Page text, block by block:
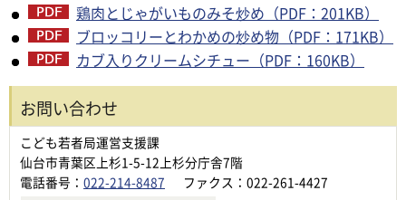
鶏肉とじゃがいものみそ炒め（PDF：201KB）
ブロッコリーとわかめの炒め物（PDF：171KB）
カブ入りクリームシチュー（PDF：160KB）
お問い合わせ
こども若者局運営支援課
仙台市青葉区上杉1-5-12上杉分庁舎7階
電話番号： 022-214-8487 ファクス：022-261-4427